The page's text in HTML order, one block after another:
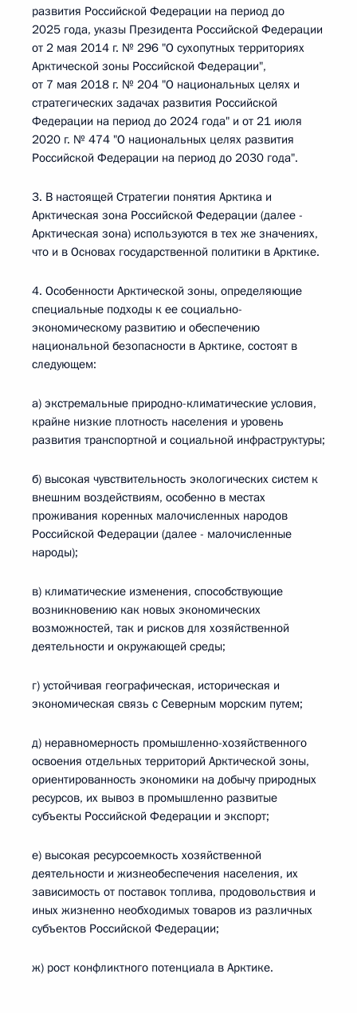
развития Российской Федерации на период до
2025 года, указы Президента Российской Федерации
от 2 мая 2014 г. № 296 "О сухопутных территориях
Арктической зоны Российской Федерации",
от 7 мая 2018 г. № 204 "О национальных целях и
стратегических задачах развития Российской
Федерации на период до 2024 года" и от 21 июля
2020 г. № 474 "О национальных целях развития
Российской Федерации на период до 2030 года".
3. В настоящей Стратегии понятия Арктика и
Арктическая зона Российской Федерации (далее -
Арктическая зона) используются в тех же значениях,
что и в Основах государственной политики в Арктике.
4. Особенности Арктической зоны, определяющие
специальные подходы к ее социально-
экономическому развитию и обеспечению
национальной безопасности в Арктике, состоят в
следующем:
а) экстремальные природно-климатические условия,
крайне низкие плотность населения и уровень
развития транспортной и социальной инфраструктуры;
б) высокая чувствительность экологических систем к
внешним воздействиям, особенно в местах
проживания коренных малочисленных народов
Российской Федерации (далее - малочисленные
народы);
в) климатические изменения, способствующие
возникновению как новых экономических
возможностей, так и рисков для хозяйственной
деятельности и окружающей среды;
г) устойчивая географическая, историческая и
экономическая связь с Северным морским путем;
д) неравномерность промышленно-хозяйственного
освоения отдельных территорий Арктической зоны,
ориентированность экономики на добычу природных
ресурсов, их вывоз в промышленно развитые
субъекты Российской Федерации и экспорт;
е) высокая ресурсоемкость хозяйственной
деятельности и жизнеобеспечения населения, их
зависимость от поставок топлива, продовольствия и
иных жизненно необходимых товаров из различных
субъектов Российской Федерации;
ж) рост конфликтного потенциала в Арктике.